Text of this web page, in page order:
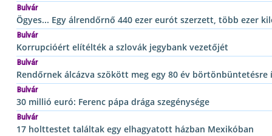
Bulvár
Ögyes... Egy álrendőrnő 440 ezer eurót szerzett, több ezer
Bulvár
Korrupcióért elítélték a szlovák jegybank vezetőjét
Bulvár
Rendőrnek álcázva szökött meg egy 80 év
Bulvár
30 millió euró: Ferenc pápa drága szegénysége
Bulvár
17 holttestet találtak egy elhagyatott házban Mexikóban